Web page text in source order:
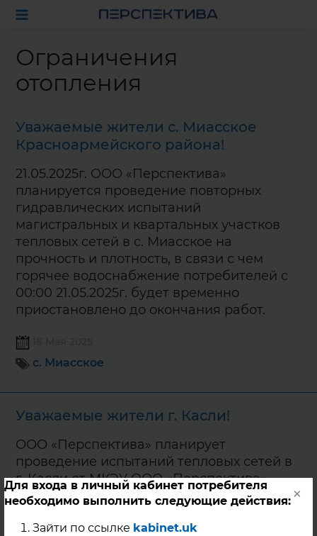
Для входа в личный кабинет потребителя
необходимо выполнить следующие действия:
Зайти по ссылке kabinet.uk
×
Ограничения
отопления
Уважаемые жители с. Миасское
Красноармейского района!
21.05.2025г. ООО «Перспектива»
планируется проведение повторных
гидравлических испытаний
магистральных и квартальных участков
тепловых сетей в с. Миасское на
прочность и плотность, в связи с чем
горячее водоснабжение потребителей с
00:00 21.05.2025г. будет временно
приостановлено до окончания работ.
с. Миасское
Уважаемые жители г. Касли!
ООО «Перспектива» планирует
проведение испытаний тепловых сетей в
г. Касли от МКЭУ ООО «Перспектива»,
расположенной по адресу: г. Касли, ул.
26.05.2025 — испытания на